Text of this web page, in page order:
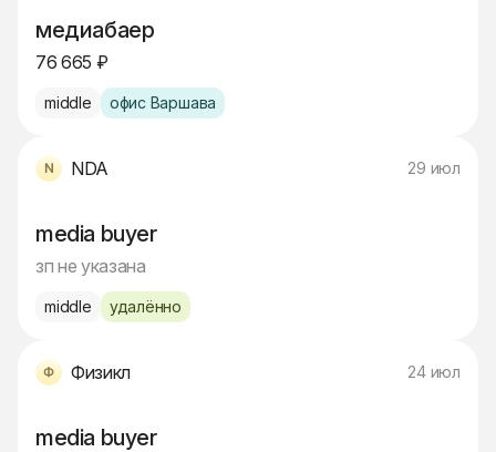
медиабаер
76 665 ₽
middle офис Варшава
NDA 29 июл
media buyer
зп не указана
middle удалённо
Физикл 24 июл
media buyer